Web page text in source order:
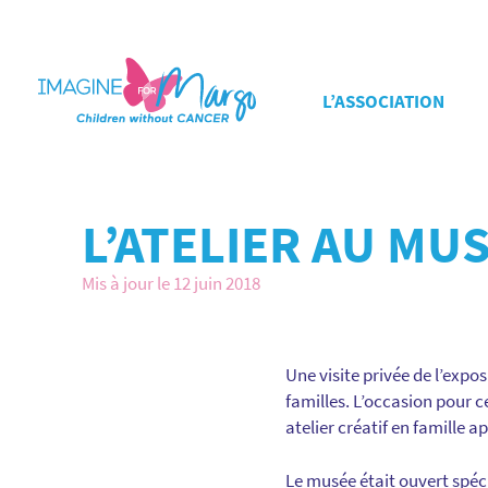
L’ASSOCIATION
L’ATELIER AU
Mis à jour le 12 juin 2018
Une visite privée de
familles. L’occasion pour
atelier créatif en famille
Le musée était ouvert